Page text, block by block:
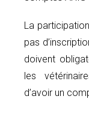
La
pas
doivent
les
d’avoir un